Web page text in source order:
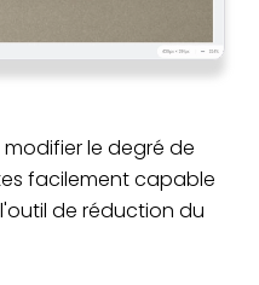
le degré de
facilement capable
de réduction du